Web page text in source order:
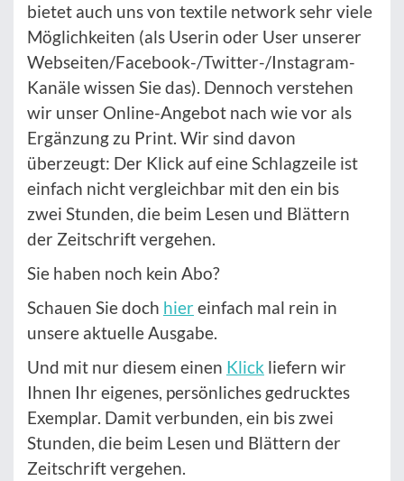
bietet auch uns von textile network sehr viele
Möglichkeiten (als Userin oder User unserer
Webseiten/Facebook-/Twitter-/Instagram-
Kanäle wissen Sie das). Dennoch verstehen
wir unser Online-Angebot nach wie vor als
Ergänzung zu Print. Wir sind davon
überzeugt: Der Klick auf eine Schlagzeile ist
einfach nicht vergleichbar mit den ein bis
zwei Stunden, die beim Lesen und Blättern
der Zeitschrift vergehen.
Sie haben noch kein Abo?
Schauen Sie doch hiereinfach mal rein in
unsere aktuelle Ausgabe.
Und mit nur diesem einen Klick liefern wir
Ihnen Ihr eigenes, persönliches gedrucktes
Exemplar. Damit verbunden, ein bis zwei
Stunden, die beim Lesen und Blättern der
Zeitschrift vergehen.